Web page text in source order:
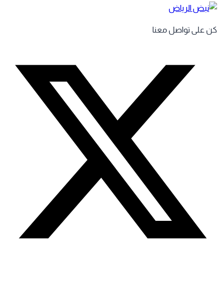
على تواصل معنا